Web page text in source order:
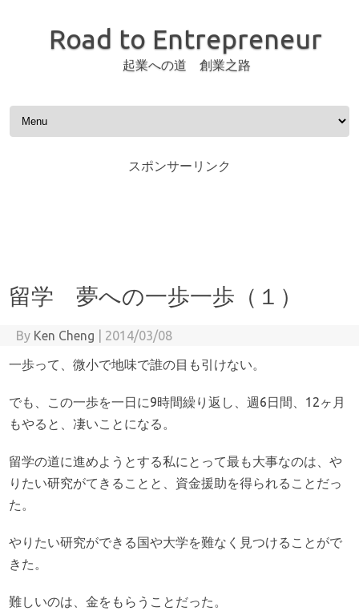
Road to Entrepreneur
起業への道 創業之路
Skip to content
スポンサーリンク
留学 夢への一歩一歩（１）
By Ken Cheng
2014/03/08
一歩って、微小で地味で誰の目も引けない。
でも、この一歩を一日に9時間繰り返し、週6日間、12ヶ月
もやると、凄いことになる。
留学の道に進めようとする私にとって最も大事なのは、や
りたい研究がてきることと、資金援助を得られることだっ
た。
やりたい研究ができる国や大学を難なく見つけることがで
きた。
難しいのは、金をもらうことだった。